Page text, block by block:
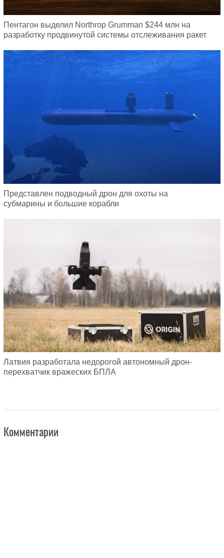
Пентагон выделил Northrop Grumman $244 млн на
разработку продвинутой системы отслеживания ракет
Представлен подводный дрон для охоты на
субмарины и большие корабли
Латвия разработала недорогой автономный дрон-
перехватчик вражеских БПЛА
Комментарии